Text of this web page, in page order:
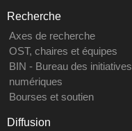
Recherche
Axes de recherche
OST, chaires et équipes
BIN - Bureau des initiatives
numériques
Bourses et soutien
Diffusion